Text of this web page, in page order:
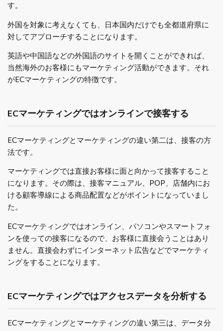
す。
外国を対象に考えなくても、日本国内だけでも全都道府県に
対してアプローチすることになります。
英語や中国語などの外国語のサイトを開くことができれば、
当然海外のお客様にもマーケティング活動ができます。それ
がECマーケティングの特徴です。
ECマーケティングではオンラインで接客する
ECマーケティングとマーケティングの違い第二は、接客の方
法です。
マーケティングでは直接お客様に面と向かって接客すること
になります。その際は、接客マニュアル、POP、店舗内にお
ける顧客導線による商品配置などがポイントになっていまし
た。
ECマーケティングではオンライン、パソコンやスマートフォ
ンを使っての接客になるので、お客様に直接会うことはあり
ません。直接会わずにインターネット広告などでマーケティ
ングをすることになります。
ECマーケティングではアクセスデータを分析する
ECマーケティングとマーケティングの違い第三は、データ分